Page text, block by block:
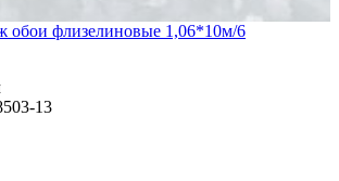
обои флизелиновые 1,06*10м/6
13